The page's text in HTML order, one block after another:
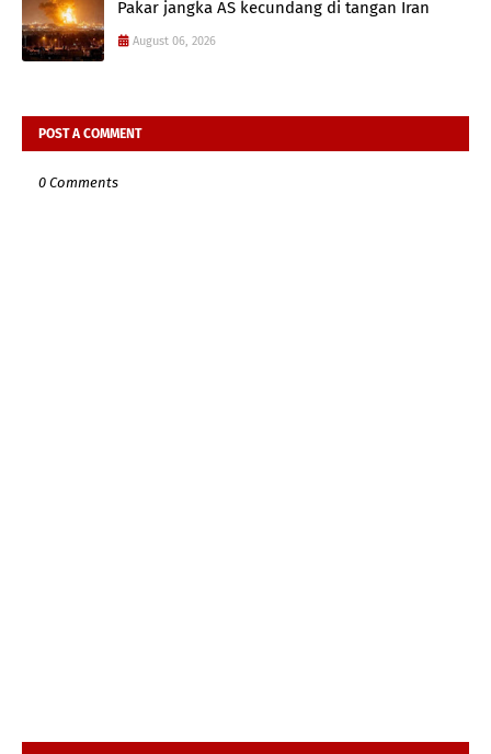
Pakar jangka AS kecundang di tangan Iran
August 06, 2026
POST A COMMENT
0 Comments